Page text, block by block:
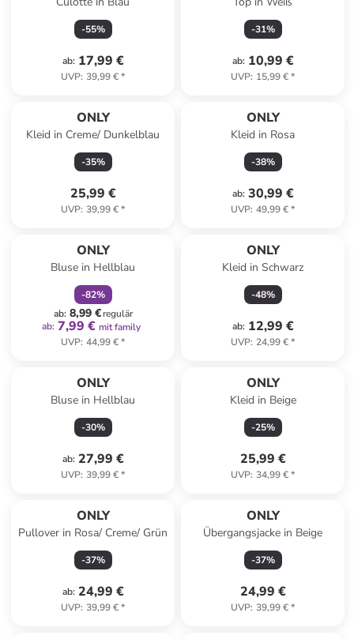
-55%
ab: 17,99 €
UVP: 39,99 €*
-31%
ab: 10,99 €
UVP: 15,99 €*
ONLY
Kleid in Creme/ Dunkelblau
-35%
25,99 €
UVP: 39,99 €*
ONLY
Kleid in Rosa
-38%
ab: 30,99 €
UVP: 49,99 €*
ONLY
Bluse in Hellblau
-82%
ab: 8,99 €regulär
ab: 7,99 € mit family
UVP: 44,99 €*
ONLY
Kleid in Schwarz
-48%
ab: 12,99 €
UVP: 24,99 €*
ONLY
Bluse in Hellblau
-30%
ab: 27,99 €
UVP: 39,99 €*
ONLY
Kleid in Beige
-25%
25,99 €
UVP: 34,99 €*
ONLY
Pullover in Rosa/ Creme/ Grün
-37%
ab: 24,99 €
UVP: 39,99 €*
ONLY
Übergangsjacke in Beige
-37%
24,99 €
UVP: 39,99 €*